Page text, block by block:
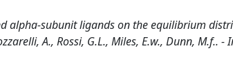
alpha-subunit ligands on the equilibrium
A., Rossi, G.L., Miles, E.w., Dunn, M.f.. -